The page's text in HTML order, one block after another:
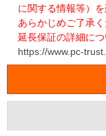
に関する情報等）
あらかじめご了承く
延長保証の詳細に
https://www.pc-